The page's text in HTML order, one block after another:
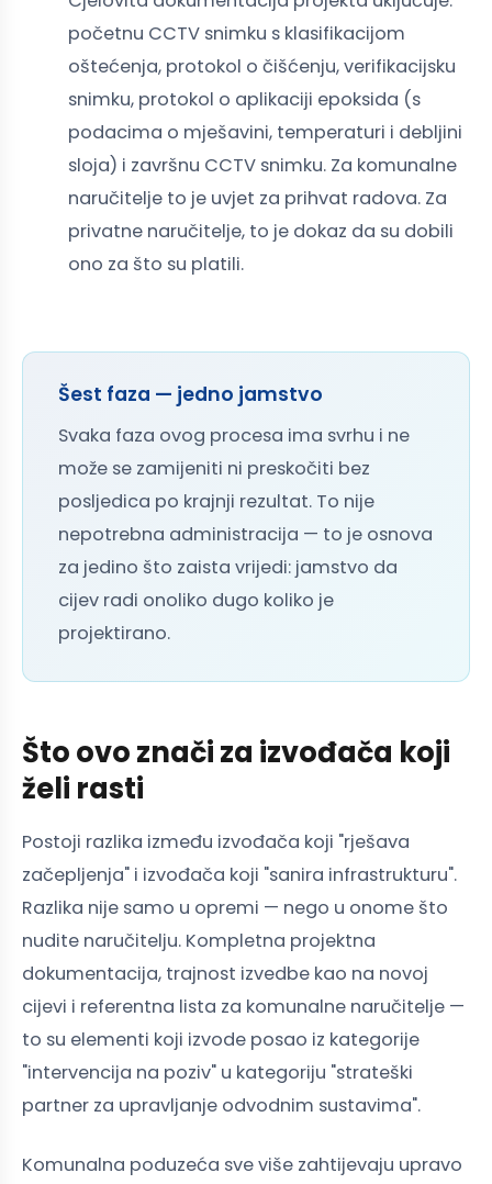
početnu CCTV snimku s klasifikacijom
oštećenja, protokol o čišćenju, verifikacijsku
snimku, protokol o aplikaciji epoksida (s
podacima o mješavini, temperaturi i debljini
sloja) i završnu CCTV snimku. Za komunalne
naručitelje to je uvjet za prihvat radova. Za
privatne naručitelje, to je dokaz da su dobili
ono za što su platili.
Šest faza — jedno jamstvo
Svaka faza ovog procesa ima svrhu i ne
može se zamijeniti ni preskočiti bez
posljedica po krajnji rezultat. To nije
nepotrebna administracija — to je osnova
za jedino što zaista vrijedi: jamstvo da
cijev radi onoliko dugo koliko je
projektirano.
Što ovo znači za izvođača koji
želi rasti
Postoji razlika između izvođača koji "rješava
začepljenja" i izvođača koji "sanira infrastrukturu".
Razlika nije samo u opremi — nego u onome što
nudite naručitelju. Kompletna projektna
dokumentacija, trajnost izvedbe kao na novoj
cijevi i referentna lista za komunalne naručitelje —
to su elementi koji izvode posao iz kategorije
"intervencija na poziv" u kategoriju "strateški
partner za upravljanje odvodnim sustavima".
Komunalna poduzeća sve više zahtijevaju upravo